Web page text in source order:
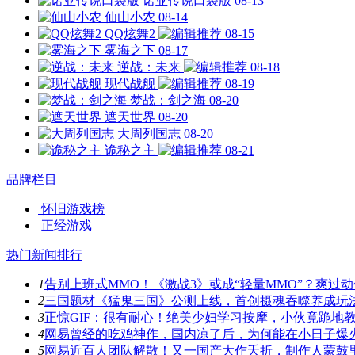
仙山小农 08-14
QQ炫舞2
08-15
雾海之下 08-17
逆战：未来
08-18
现代战舰
08-19
梦战：剑之海 08-20
遮天世界 08-20
大周列国志 08-20
诡秘之主
08-21
品牌栏目
怀旧游戏榜
正经游戏
热门新闻排行
1告别上班式MMO！《激战3》或成“轻量MMO”？爽过
2三国题材《猛鬼三国》公测上线，首创摄魂吞噬养成玩
3正惊GIF：很有耐心！绝美少妇学习按摩，小伙竟跪地
4网易曾经的吃鸡神作，国内凉了后，为何能在小日子爆
5网易近百人团队解散！又一国产大作夭折，制作人蒙鼓